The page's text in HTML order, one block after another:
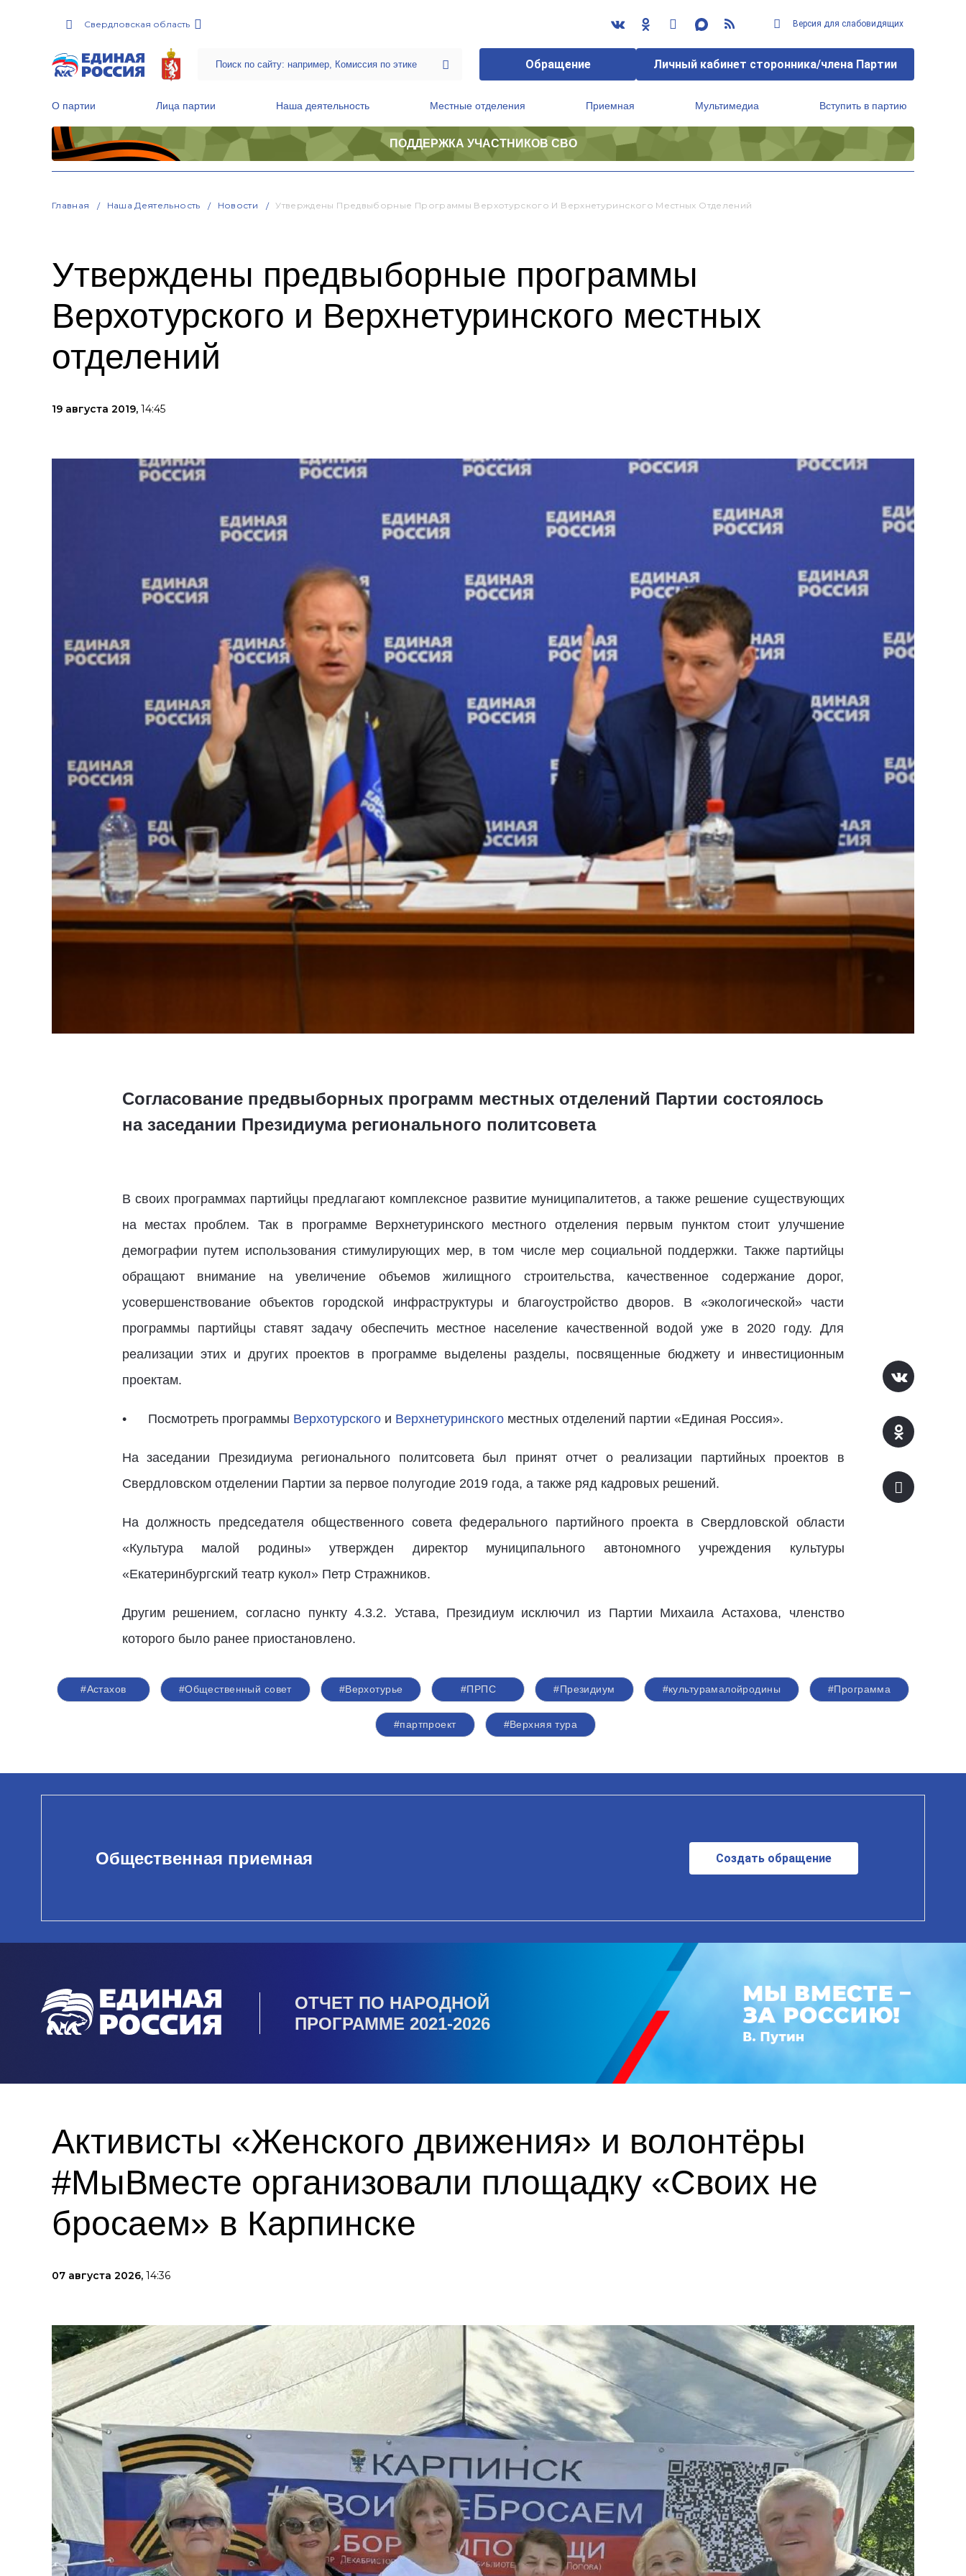
Свердловская область Версия для слабовидящих
Обращение Личный кабинет сторонника/члена Партии
О партии Лица партии Наша деятельность Местные отделения Приемная Мультимедиа Вступить в партию
ПОДДЕРЖКА УЧАСТНИКОВ СВО
Главная Наша Деятельность Новости Утверждены Предвыборные Программы Верхотурского И Верхнетуринского Местных Отделений
Утверждены предвыборные программы
Верхотурского и Верхнетуринского местных
отделений
19 августа 2019, 14:45
Согласование предвыборных программ местных отделений Партии состоялось
на заседании Президиума регионального политсовета
В своих программах партийцы предлагают комплексное развитие муниципалитетов, а также решение существующих
на местах проблем. Так в программе Верхнетуринского местного отделения первым пунктом стоит улучшение
демографии путем использования стимулирующих мер, в том числе мер социальной поддержки. Также партийцы
обращают внимание на увеличение объемов жилищного строительства, качественное содержание дорог,
усовершенствование объектов городской инфраструктуры и благоустройство дворов. В «экологической» части
программы партийцы ставят задачу обеспечить местное население качественной водой уже в 2020 году. Для
реализации этих и других проектов в программе выделены разделы, посвященные бюджету и инвестиционным
проектам.
Посмотреть программы Верхотурскогои Верхнетуринскогоместных отделений партии «Единая Россия».
На заседании Президиума регионального политсовета был принят отчет о реализации партийных проектов в
Свердловском отделении Партии за первое полугодие 2019 года, а также ряд кадровых решений.
На должность председателя общественного совета федерального партийного проекта в Свердловской области
«Культура малой родины» утвержден директор муниципального автономного учреждения культуры
«Екатеринбургский театр кукол» Петр Стражников.
Другим решением, согласно пункту 4.3.2. Устава, Президиум исключил из Партии Михаила Астахова, членство
которого было ранее приостановлено.
#Астахов #Общественный совет #Верхотурье #ПРПС #Президиум #культурамалойродины #Программа
#партпроект #Верхняя тура
Общественная приемная Создать обращение
ОТЧЕТ ПО НАРОДНОЙ
ПРОГРАММЕ 2021-2026
Активисты «Женского движения» и волонтёры
#МыВместе организовали площадку «Своих не
бросаем» в Карпинске
07 августа 2026, 14:36